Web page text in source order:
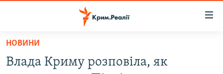
Перейти
основного
ВОДА.КРИМ
НОВИНИ
Влада Криму розповіла, як